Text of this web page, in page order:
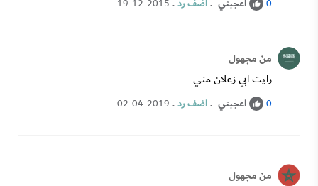
0 اعجبني .اضف رد.
19-12-2015
من مجهول
رايت ابي زعلان مني
0 اعجبني .اضف رد.
02-04-2019
من مجهول